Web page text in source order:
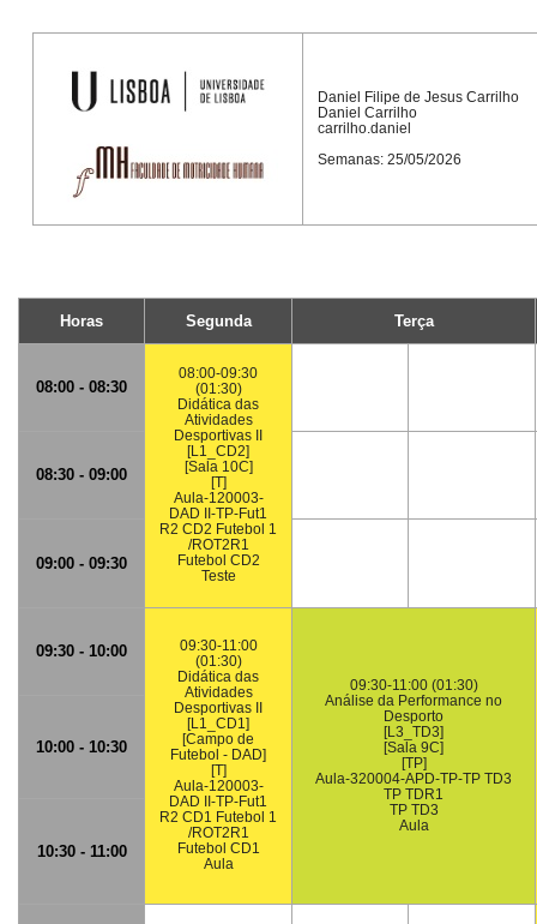
Daniel Filipe de Jesus Carrilho
Daniel Carrilho
carrilho.daniel
Semanas: 25/05/2026
Horas Segunda Terça
08:00 - 08:30
08:00-09:30
(01:30)
Didática das
Atividades
Desportivas II
[L1_CD2]
[Sala 10C]
[T]
Aula-120003-
DAD II-TP-Fut1
R2 CD2 Futebol 1
/ROT2R1
Futebol CD2
Teste
08:30 - 09:00
09:00 - 09:30
09:30 - 10:00
09:30-11:00
(01:30)
Didática das
Atividades
Desportivas II
[L1_CD1]
[Campo de
Futebol - DAD]
[T]
Aula-120003-
DAD II-TP-Fut1
R2 CD1 Futebol 1
/ROT2R1
Futebol CD1
Aula
09:30-11:00 (01:30)
Análise da Performance no
Desporto
[L3_TD3]
[Sala 9C]
[TP]
Aula-320004-APD-TP-TP TD3
TP TDR1
TP TD3
Aula
10:00 - 10:30
10:30 - 11:00